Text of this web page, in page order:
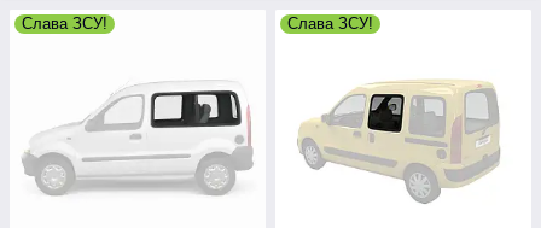
Слава ЗСУ! Слава ЗСУ!